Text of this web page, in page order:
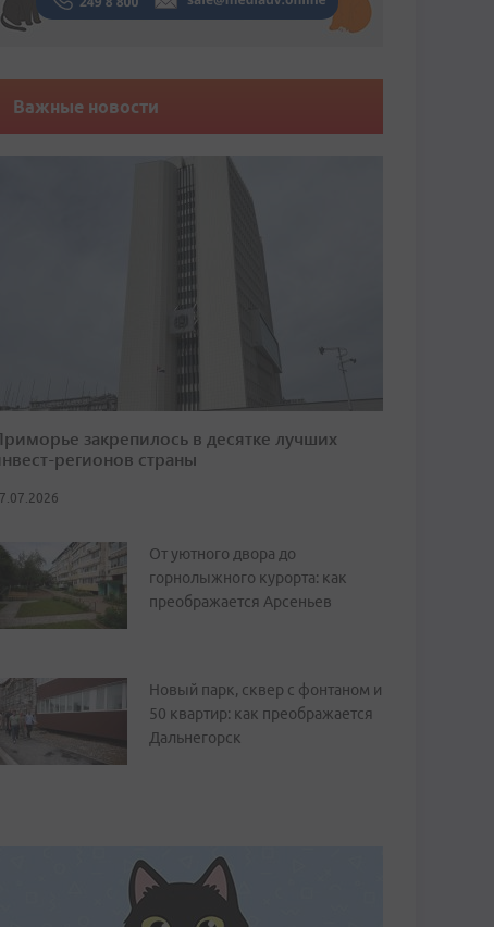
Важные новости
закрепилось в десятке лучших
регионов страны
От уютного двора до
горнолыжного курорта: как
преображается Арсеньев
Новый парк, сквер с фонтаном и
50 квартир: как преображается
Дальнегорск